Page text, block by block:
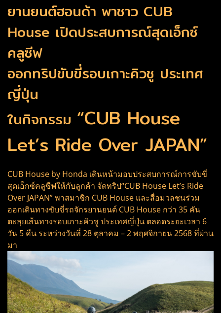
ยานยนต์ฮอนด้า พาชาว CUB
House เปิดประสบการณ์สุดเอ็กซ์
คลูซีฟ
ออกทริปขับขี่รอบเกาะคิวชู ประเทศ
ญี่ปุ่น
ในกิจกรรม “CUB House
Let’s Ride Over JAPAN”
CUB House by Honda เดินหน้ามอบประสบการณ์การขับขี่
สุดเอ็กซ์คลูซีฟให้กับลูกค้า จัดทริป“CUB House Let’s Ride
Over JAPAN” พาสมาชิก CUB House และสื่อมวลชนร่วม
ออกเดินทางขับขี่รถจักรยานยนต์ CUB House กว่า 35 คัน
ตะลุยเส้นทางรอบเกาะคิวชู ประเทศญี่ปุ่น ตลอดระยะเวลา 6
วัน 5 คืน ระหว่างวันที่ 28 ตุลาคม – 2 พฤศจิกายน 2568 ที่ผ่าน
มา